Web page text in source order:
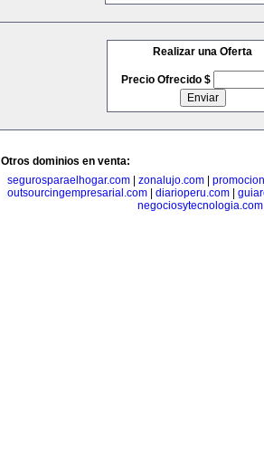
Realizar una Oferta
Precio Ofrecido $
Otros dominios en venta:
segurosparaelhogar.com| zonalujo.com|
outsourcingempresarial.com| diarioperu.com|
negociosytecnologia.com|